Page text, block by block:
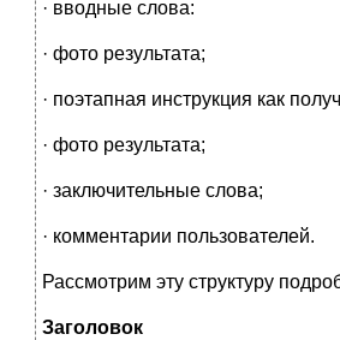
· вводные слова:
· фото результата;
· поэтапная инструкция как
· фото результата;
· заключительные слова;
· комментарии пользователей.
Рассмотрим эту структуру
Заголовок